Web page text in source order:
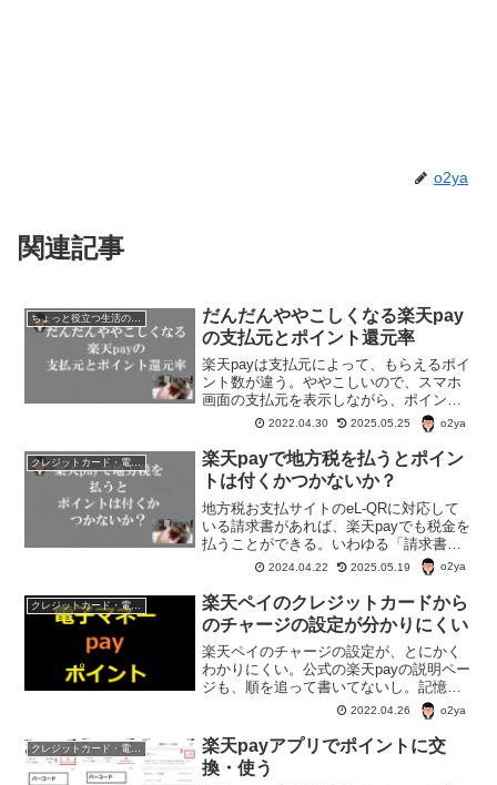
o2ya
関連記事
ちょっと役立つ生活の知恵
だんだんややこしくなる楽天pay
の支払元とポイント還元率
楽天payは支払元によって、もらえるポイ
ント数が違う。ややこしいので、スマホ
画面の支払元を表示しながら、ポイント
還元率を整理したい。ついでに、楽天pay
の設定をしてみてわかったことをいくつ
か整理整頓しよう。
2022.04.30 2025.05.25 o2ya
楽天payで地方税を払うとポイン
トは付くかつかないか？
地方税お支払サイトのeL-QRに対応して
いる請求書があれば、楽天payでも税金を
払うことができる。いわゆる「請求書払
い」というやつ。本来、税金の払い込み
ではポイントがつかないが、期間限定の
ポイントを含めて、ポイントを利用でき
る。
2024.04.22 2025.05.19 o2ya
楽天ペイのクレジットカードから
のチャージの設定が分かりにくい
楽天ペイのチャージの設定が、とにかく
わかりにくい。公式の楽天payの説明ペー
ジも、順を追って書いてないし。記憶を
たどりながら、クレジットカードから楽
天payにチャージする設定と楽天payの利
用方法をまとめてみた。
2022.04.26 o2ya
クレジットカード・電子マネー・pay・ポイント
楽天payアプリでポイントに交
換・使う